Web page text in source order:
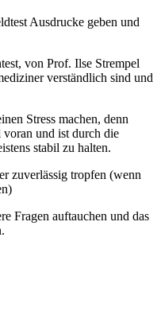
Ausdrucke geben und
von Prof. Ilse Strempel
verständlich sind und
Stress machen, denn
und ist durch die
stabil zu halten.
zuverlässig tropfen (wenn
Fragen auftauchen und das